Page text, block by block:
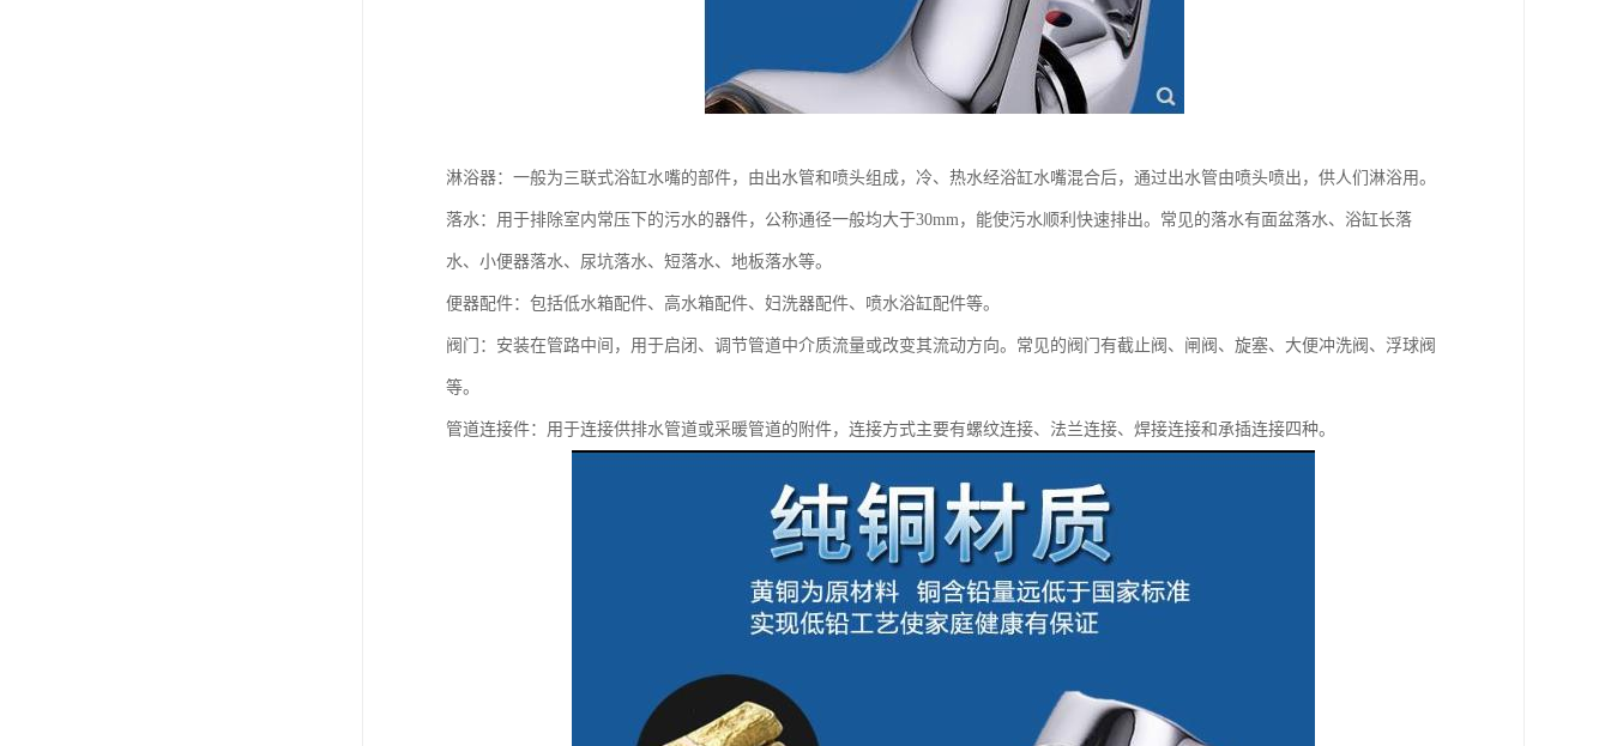
淋浴器：一般为三联式浴缸水嘴的部件，由出水管和喷头组成，冷、热水经浴缸水嘴混合后，通过出水管由喷头喷出，供人们淋浴用。
落水：用于排除室内常压下的污水的器件，公称通径一般均大于30mm，能使污水顺利快速排出。常见的落水有面盆落水、浴缸长落
水、小便器落水、尿坑落水、短落水、地板落水等。
便器配件：包括低水箱配件、高水箱配件、妇洗器配件、喷水浴缸配件等。
阀门：安装在管路中间，用于启闭、调节管道中介质流量或改变其流动方向。常见的阀门有截止阀、闸阀、旋塞、大便冲洗阀、浮球阀
等。
管道连接件：用于连接供排水管道或采暖管道的附件，连接方式主要有螺纹连接、法兰连接、焊接连接和承插连接四种。